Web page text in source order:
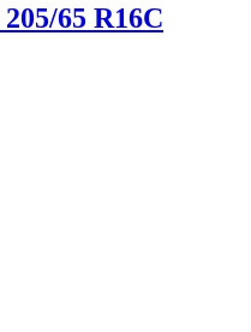
205/65 R16C